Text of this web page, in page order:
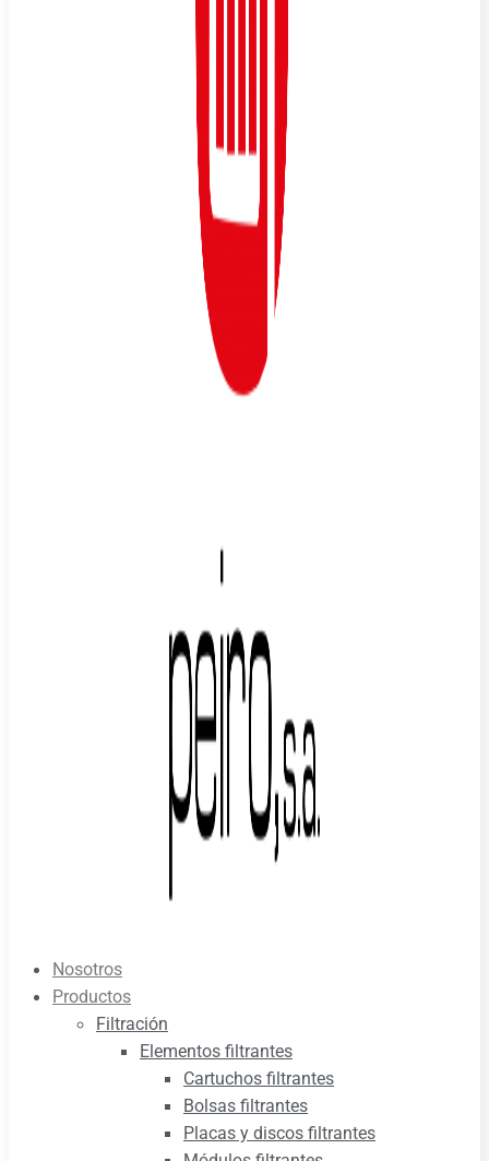
Nosotros
Productos
Filtración
Elementos filtrantes
Cartuchos filtrantes
Bolsas filtrantes
Placas y discos filtrantes